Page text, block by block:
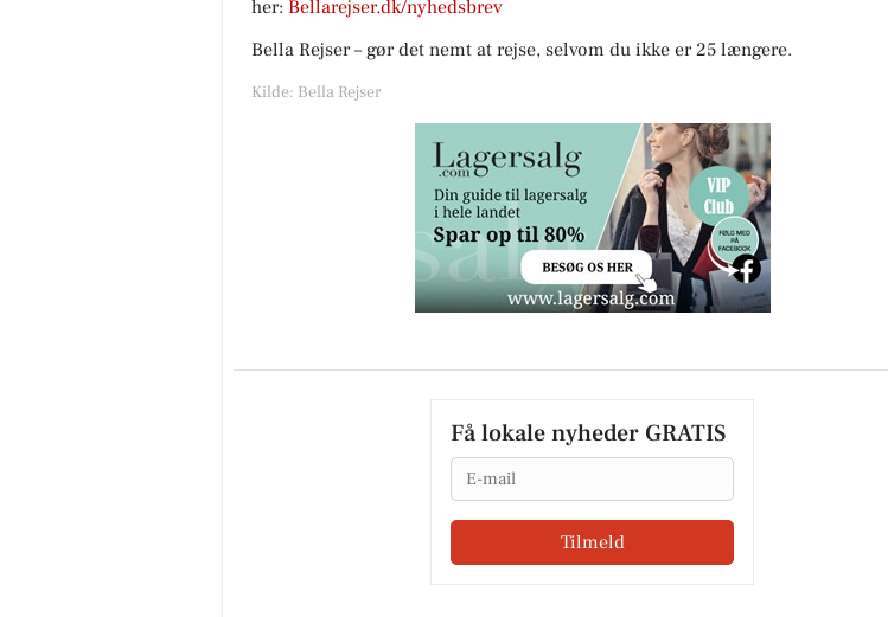
her: Bellarejser.dk/nyhedsbrev
Bella Rejser – gør det nemt at rejse, selvom du ikke er 25 længere.
Kilde: Bella Rejser
Få lokale nyheder GRATIS
Email
Tilmeld